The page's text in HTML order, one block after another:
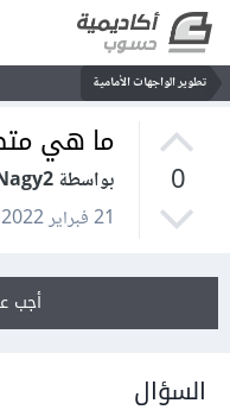
تطوير الواجهات الأمامية
0
ما هي
بواسطة Kirolos Nagy2
21 فبراير 2022
أجب
السؤال